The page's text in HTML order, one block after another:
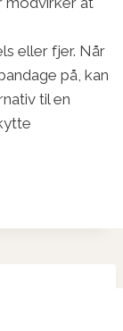
eller fjer. Når
på, kan
til en